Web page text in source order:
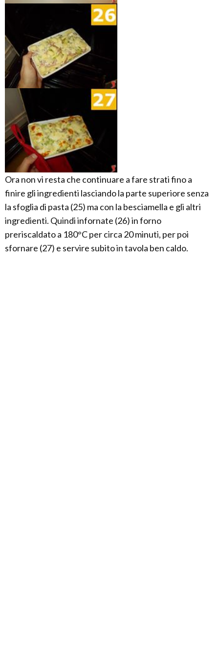
Ora non vi resta che continuare a fare strati fino a
finire gli ingredienti lasciando la parte superiore senza
la sfoglia di pasta (25) ma con la besciamella e gli altri
ingredienti. Quindi infornate (26) in forno
preriscaldato a 180°C per circa 20 minuti, per poi
sfornare (27) e servire subito in tavola ben caldo.